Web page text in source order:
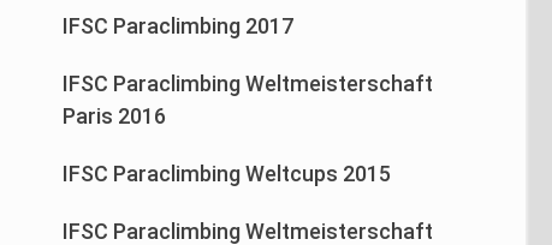
IFSC Paraclimbing 2017
IFSC Paraclimbing Weltmeisterschaft
Paris 2016
IFSC Paraclimbing Weltcups 2015
IFSC Paraclimbing Weltmeisterschaft